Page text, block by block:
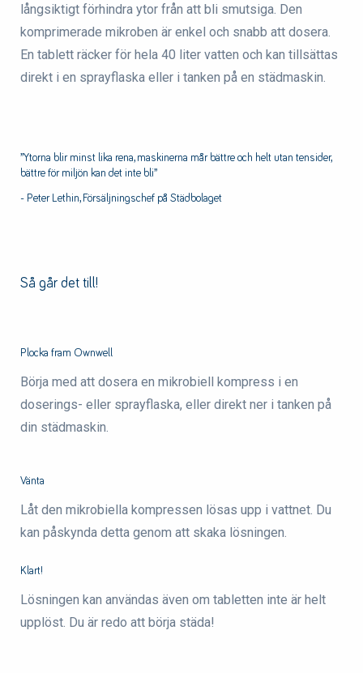
långsiktigt förhindra ytor från att bli smutsiga. Den
komprimerade mikroben är enkel och snabb att dosera.
En tablett räcker för hela 40 liter vatten och kan tillsättas
direkt i en sprayflaska eller i tanken på en städmaskin.
”Ytorna blir minst lika rena, maskinerna mår bättre och helt utan tensider,
bättre för miljön kan det inte bli”
- Peter Lethin, Försäljningschef på Städbolaget
Så går det till!
Plocka fram Ownwell
Börja med att dosera en mikrobiell kompress i en
doserings- eller sprayflaska, eller direkt ner i tanken på
din städmaskin.
Vänta
Låt den mikrobiella kompressen lösas upp i vattnet. Du
kan påskynda detta genom att skaka lösningen.
Klart!
Lösningen kan användas även om tabletten inte är helt
upplöst. Du är redo att börja städa!